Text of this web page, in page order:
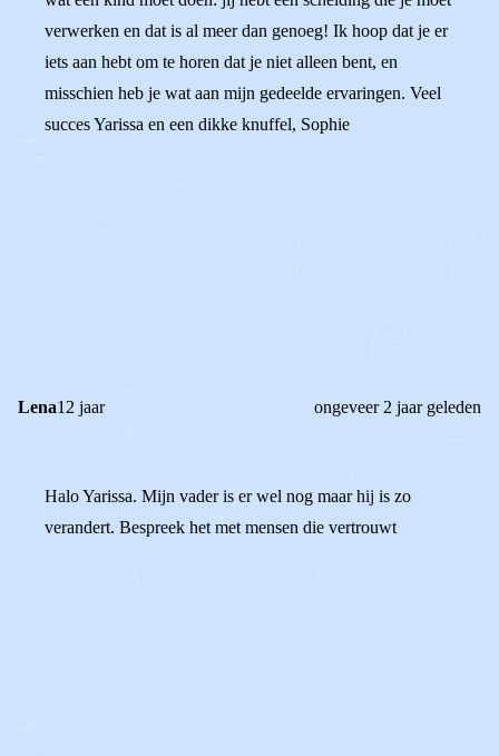
verwerken en dat is al meer dan genoeg! Ik hoop dat je er
iets aan hebt om te horen dat je niet alleen bent, en
misschien heb je wat aan mijn gedeelde ervaringen. Veel
succes Yarissa en een dikke knuffel, Sophie
Lena12 jaar ongeveer 2 jaar geleden
Halo Yarissa. Mijn vader is er wel nog maar hij is zo
verandert. Bespreek het met mensen die vertrouwt